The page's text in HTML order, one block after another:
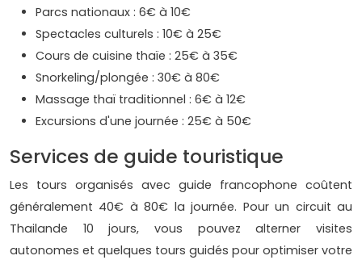
Parcs nationaux : 6€ à 10€
Spectacles culturels : 10€ à 25€
Cours de cuisine thaïe : 25€ à 35€
Snorkeling/plongée : 30€ à 80€
Massage thaï traditionnel : 6€ à 12€
Excursions d'une journée : 25€ à 50€
Services de guide touristique
Les tours organisés avec guide francophone coûtent
généralement 40€ à 80€ la journée. Pour un circuit au
Thailande 10 jours, vous pouvez alterner visites
autonomes et quelques tours guidés pour optimiser votre